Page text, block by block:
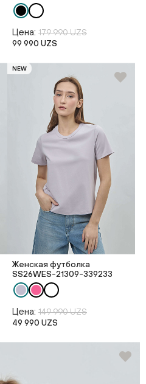
Цена: 179 990 UZS
99 990 UZS
NEW
Женская футболка
SS26WES-21309-339233
Цена: 149 990 UZS
49 990 UZS